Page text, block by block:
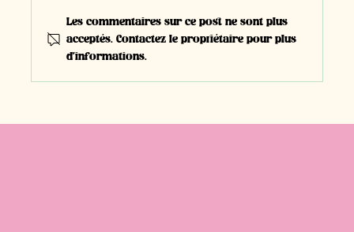
Les commentaires sur ce post ne sont plus
acceptés. Contactez le propriétaire pour plus
d'informations.